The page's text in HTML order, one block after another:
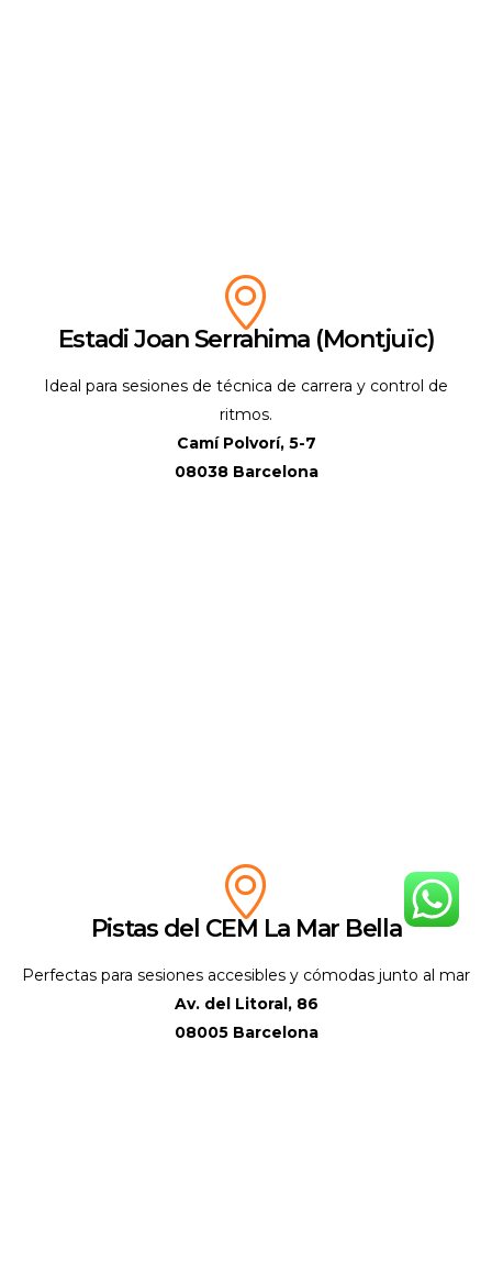
Estadi Joan Serrahima (Montjuïc)
Ideal para sesiones de técnica de carrera y control de
ritmos.
Camí Polvorí, 5-7
08038 Barcelona
Pistas del CEM La Mar Bella
Perfectas para sesiones accesibles y cómodas junto al mar
Av. del Litoral, 86
08005 Barcelona